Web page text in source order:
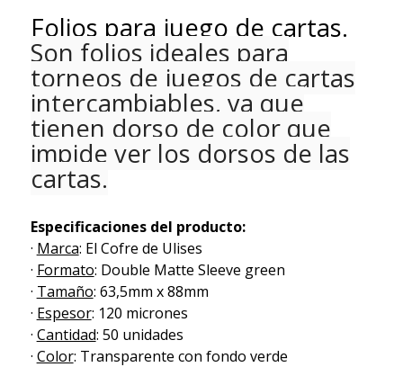
Folios para juego de cartas.
Son folios ideales para
torneos de juegos de cartas
intercambiables, ya que
tienen dorso de color que
impide ver los dorsos de las
cartas.
Especificaciones del producto:
· Marca: El Cofre de Ulises
· Formato: Double Matte Sleeve green
· Tamaño: 63,5mm x 88mm
· Espesor: 120 micrones
· Cantidad: 50 unidades
· Color: Transparente con fondo verde